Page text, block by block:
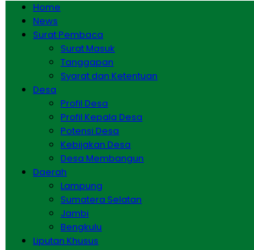
Home
News
Surat Pembaca
Surat Masuk
Tanggapan
Syarat dan Ketentuan
Desa
Profil Desa
Profil Kepala Desa
Potensi Desa
Kebijakan Desa
Desa Membangun
Daerah
Lampung
Sumatera Selatan
Jambi
Bengkulu
Liputan Khusus